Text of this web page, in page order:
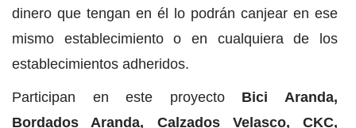
dinero que tengan en él lo podrán canjear en ese
mismo establecimiento o en cualquiera de los
establecimientos adheridos.
Participan en este proyecto Bici Aranda,
Bordados Aranda, Calzados Velasco, CKC,